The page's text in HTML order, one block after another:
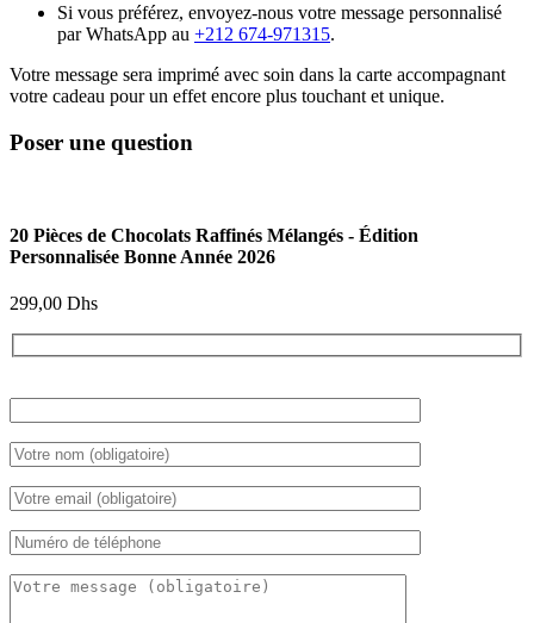
Si vous préférez, envoyez-nous votre message personnalisé
par WhatsApp au +212 674-971315.
Votre message sera imprimé avec soin dans la carte accompagnant
votre cadeau pour un effet encore plus touchant et unique.
Poser une question
20 Pièces de Chocolats Raffinés Mélangés - Édition
Personnalisée Bonne Année 2026
299,00 Dhs